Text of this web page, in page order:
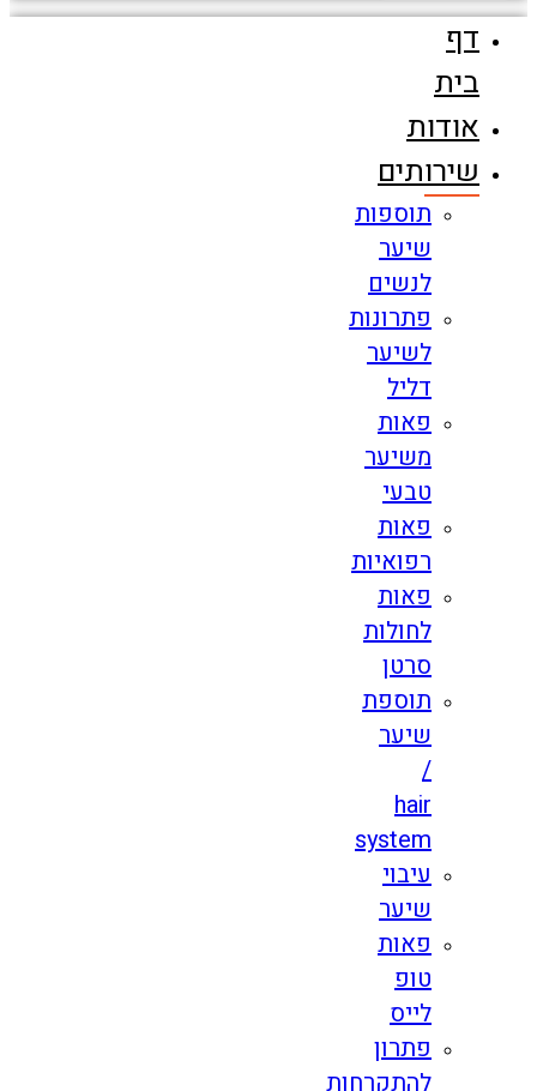
דף
בית
אודות
שירותים
תוספות
שיער
לנשים
פתרונות
לשיער
דליל
פאות
משיער
טבעי
פאות
רפואיות
פאות
לחולות
סרטן
תוספת
שיער
/
hair
system
עיבוי
שיער
פאות
טופ
לייס
פתרון
להתקרחות